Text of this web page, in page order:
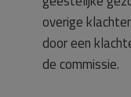
overige
door een
de commissie.